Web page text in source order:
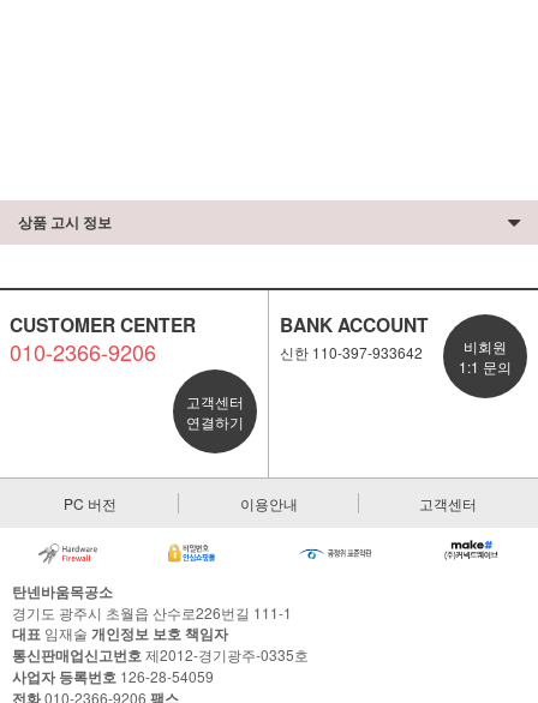
상품 고시 정보
CUSTOMER CENTER
010-2366-9206
고객센터
연결하기
BANK ACCOUNT
신한 110-397-933642
비회원
1:1 문의
PC 버전 이용안내 고객센터
탄넨바움목공소
경기도 광주시 초월읍 산수로226번길 111-1
대표 임재술 개인정보 보호 책임자
통신판매업신고번호제2012-경기광주-0335호
사업자 등록번호 126-28-54059
전화010-2366-9206 팩스